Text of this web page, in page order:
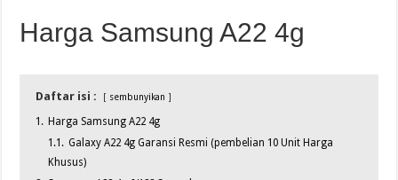
Harga Samsung A22 4g
Daftar isi : sembunyikan
1. Harga Samsung A22 4g
1.1. Galaxy A22 4g Garansi Resmi (pembelian 10 Unit Harga
Khusus)